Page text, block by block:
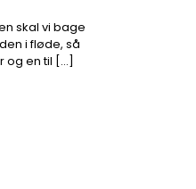
skal vi bage
i fløde, så
og en til […]